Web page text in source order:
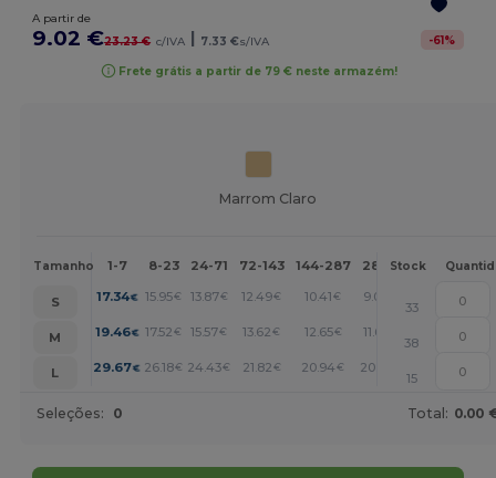
A partir de
9.02 €23.23 € c/IVA | 7.33 €s/IVA -61%
Frete grátis a partir de 79 € neste armazém!
Marrom Claro
Tamanho 1-7 8-23 24-71 72-143 144-287 288 + Mais
Stock
S 17.34€ 15.95€ 13.87€ 12.49€ 10.41 € 9.02
33
M
19.46€ 17.52 € 15.57€ 13.62 € 12.65€ 11.68
38
L
29.67€ 26.18€ 24.43€ 21.82€ 20.94 € 20.07
15
Seleções: 0 Total: 0.00